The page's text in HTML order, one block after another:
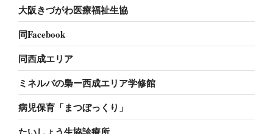
大阪きづがわ医療福祉生協
同Facebook
同西成エリア
ミネルバの梟ー西成エリア学修館
病児保育「まつぼっくり」